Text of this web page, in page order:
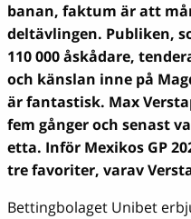
banan, faktum är att
deltävlingen. Publiken,
110 000 åskådare,
och känslan inne på
är fantastisk. Max
fem gånger och senast
etta. Inför Mexikos GP
tre favoriter, varav
Bettingbolaget Unibet